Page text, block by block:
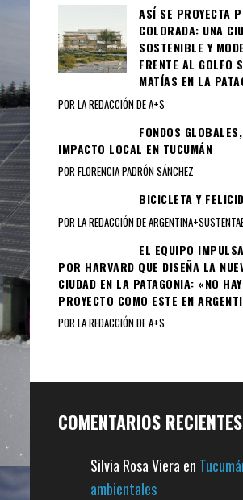
ASÍ SE PROYECTA
COLORADA: UNA
SOSTENIBLE Y
FRENTE AL GOLFO
MATÍAS EN LA
POR LA REDACCIÓN DE A+S
FONDOS GLOBALES,
IMPACTO LOCAL EN TUCUMÁN
POR FLORENCIA PADRÓN SÁNCHEZ
BICICLETA Y
POR LA REDACCIÓN DE
EL EQUIPO
POR HARVARD QUE DISEÑA LA
CIUDAD EN LA PATAGONIA: «NO
PROYECTO COMO ESTE EN
POR LA REDACCIÓN DE A+S
COMENTARIOS RECIENTES
Silvia Rosa Viera en
ambientales